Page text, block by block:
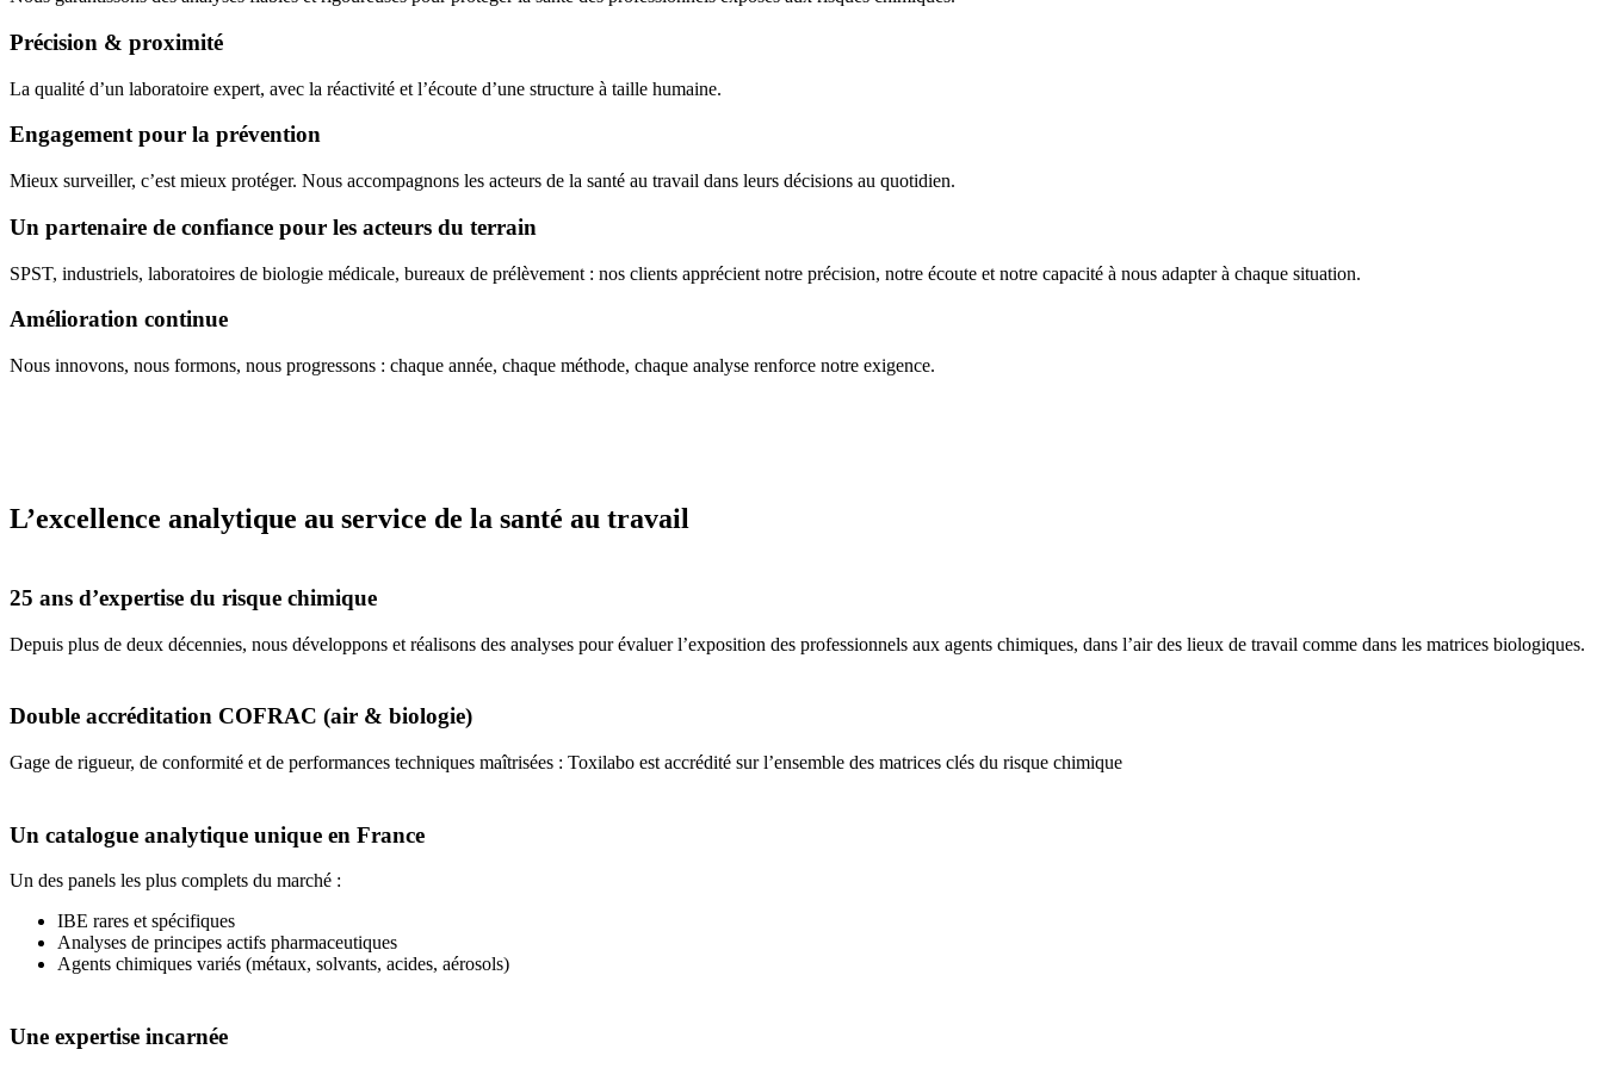
Précision & proximité
La qualité d’un laboratoire expert, avec la réactivité et l’écoute d’une structure à taille humaine.
Engagement pour la prévention
Mieux surveiller, c’est mieux protéger. Nous accompagnons les acteurs de la santé au travail dans leurs décisions au quotidien.
Un partenaire de confiance pour les acteurs du terrain
SPST, industriels, laboratoires de biologie médicale, bureaux de prélèvement : nos clients apprécient notre précision, notre écoute et notre capacité à nous adapter à chaque situation.
Amélioration continue
Nous innovons, nous formons, nous progressons : chaque année, chaque méthode, chaque analyse renforce notre exigence.
L’excellence analytique au service de la santé au travail
25 ans d’expertise du risque chimique
Depuis plus de deux décennies, nous développons et réalisons des analyses pour évaluer l’exposition des professionnels aux agents chimiques, dans l’air des lieux de travail comme dans les matrices biologiques.
Double accréditation COFRAC (air & biologie)
Gage de rigueur, de conformité et de performances techniques maîtrisées : Toxilabo est accrédité sur l’ensemble des matrices clés du risque chimique
Un catalogue analytique unique en France
Un des panels les plus complets du marché :
IBE rares et spécifiques
Analyses de principes actifs pharmaceutiques
Agents chimiques variés (métaux, solvants, acides, aérosols)
Une expertise incarnée